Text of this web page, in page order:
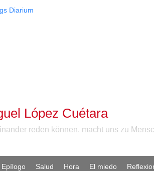
López Cuétara
reden können, macht uns zu
Epílogo Salud Hora El miedo